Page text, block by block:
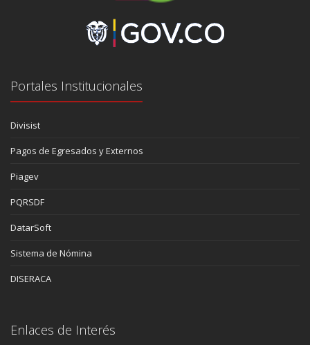
Portales Institucionales
Divisist
Pagos de Egresados y Externos
Piagev
PQRSDF
DatarSoft
Sistema de Nómina
DISERACA
Enlaces de Interés